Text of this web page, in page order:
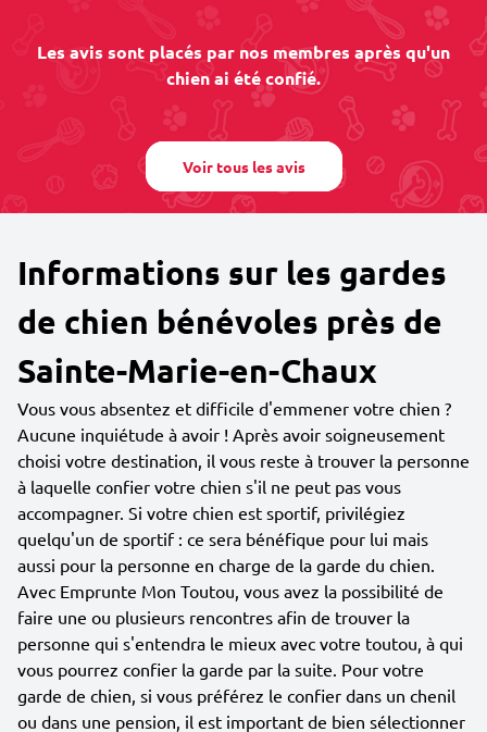
Les avis sont placés par nos membres après qu'un
chien ai été confié.
Voir tous les avis
Informations sur les gardes
de chien bénévoles près de
Sainte-Marie-en-Chaux
Vous vous absentez et difficile d'emmener votre chien ?
Aucune inquiétude à avoir ! Après avoir soigneusement
choisi votre destination, il vous reste à trouver la personne
à laquelle confier votre chien s'il ne peut pas vous
accompagner. Si votre chien est sportif, privilégiez
quelqu'un de sportif : ce sera bénéfique pour lui mais
aussi pour la personne en charge de la garde du chien.
Avec Emprunte Mon Toutou, vous avez la possibilité de
faire une ou plusieurs rencontres afin de trouver la
personne qui s'entendra le mieux avec votre toutou, à qui
vous pourrez confier la garde par la suite. Pour votre
garde de chien, si vous préférez le confier dans un chenil
ou dans une pension, il est important de bien sélectionner